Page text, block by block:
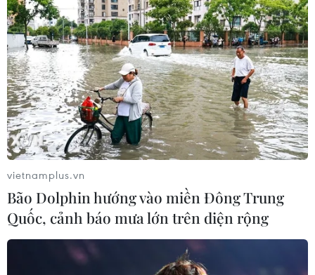
Đoàn kết, phấn đấu vì hạnh phúc và sự
tiến bộ của thanh niên
13/10/2021 04:42
Khắc ghi lời dạy của Bác, trong công cuộc đổi mới,
thanh niên luôn là người đi đầu trong sự nghiệp công
giàu, nước mạnh, dân chủ, công bằng, văn minh.
vietnamplus.vn
Bão Dolphin hướng vào miền Đông Trung
Quốc, cảnh báo mưa lớn trên diện rộng